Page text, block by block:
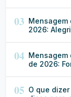
03 Mensagem
2026:
04 Mensagem
de 2026:
05 O que